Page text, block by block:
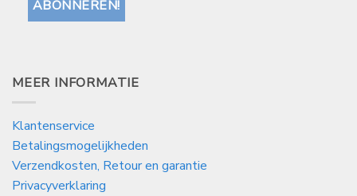
MEER INFORMATIE
Klantenservice
Betalingsmogelijkheden
Verzendkosten, Retour en garantie
Privacyverklaring